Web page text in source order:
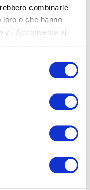
combinarle
o che hanno
Acconsenta ai